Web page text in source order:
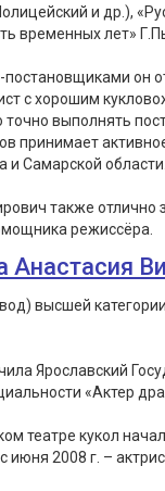
и др.),
временных лет»
он
с хорошим
точно выполнять
принимает
и Самарской
также
режиссёра.
Анастасия
высшей
Ярославский
«Актер
театре кукол
июня 2008 г. –